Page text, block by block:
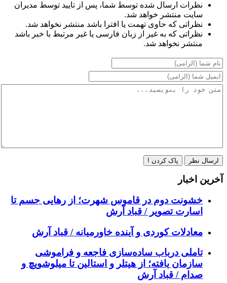
نظرات ارسال شده توسط شما، پس از تایید توسط مدیران
سایت منتشر خواهد شد.
نظراتی که حاوی تهمت یا افترا باشد منتشر نخواهد شد.
نظراتی که به غیر از زبان فارسی یا غیر مرتبط با خبر باشد
منتشر نخواهد شد.
ارسال نظر پاک کردن !
آخرین اخبار
خشونت دوم در قاموس شهرت؛ از رهایی جسم تا
اسارت تصویر / قباد آرش
معادلات کوردی و آینده خاورمیانه / قباد آرش
تاملی درباب سادەسازی فاجعە و فراموشی
سازمان یافتە؛ از هیتلر و استالین تا میلوشویچ و
صدام / قباد آرش